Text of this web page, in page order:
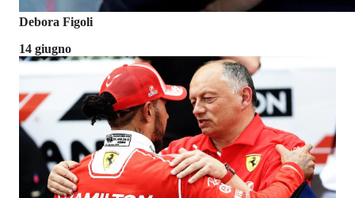
Debora Figoli
14 giugno